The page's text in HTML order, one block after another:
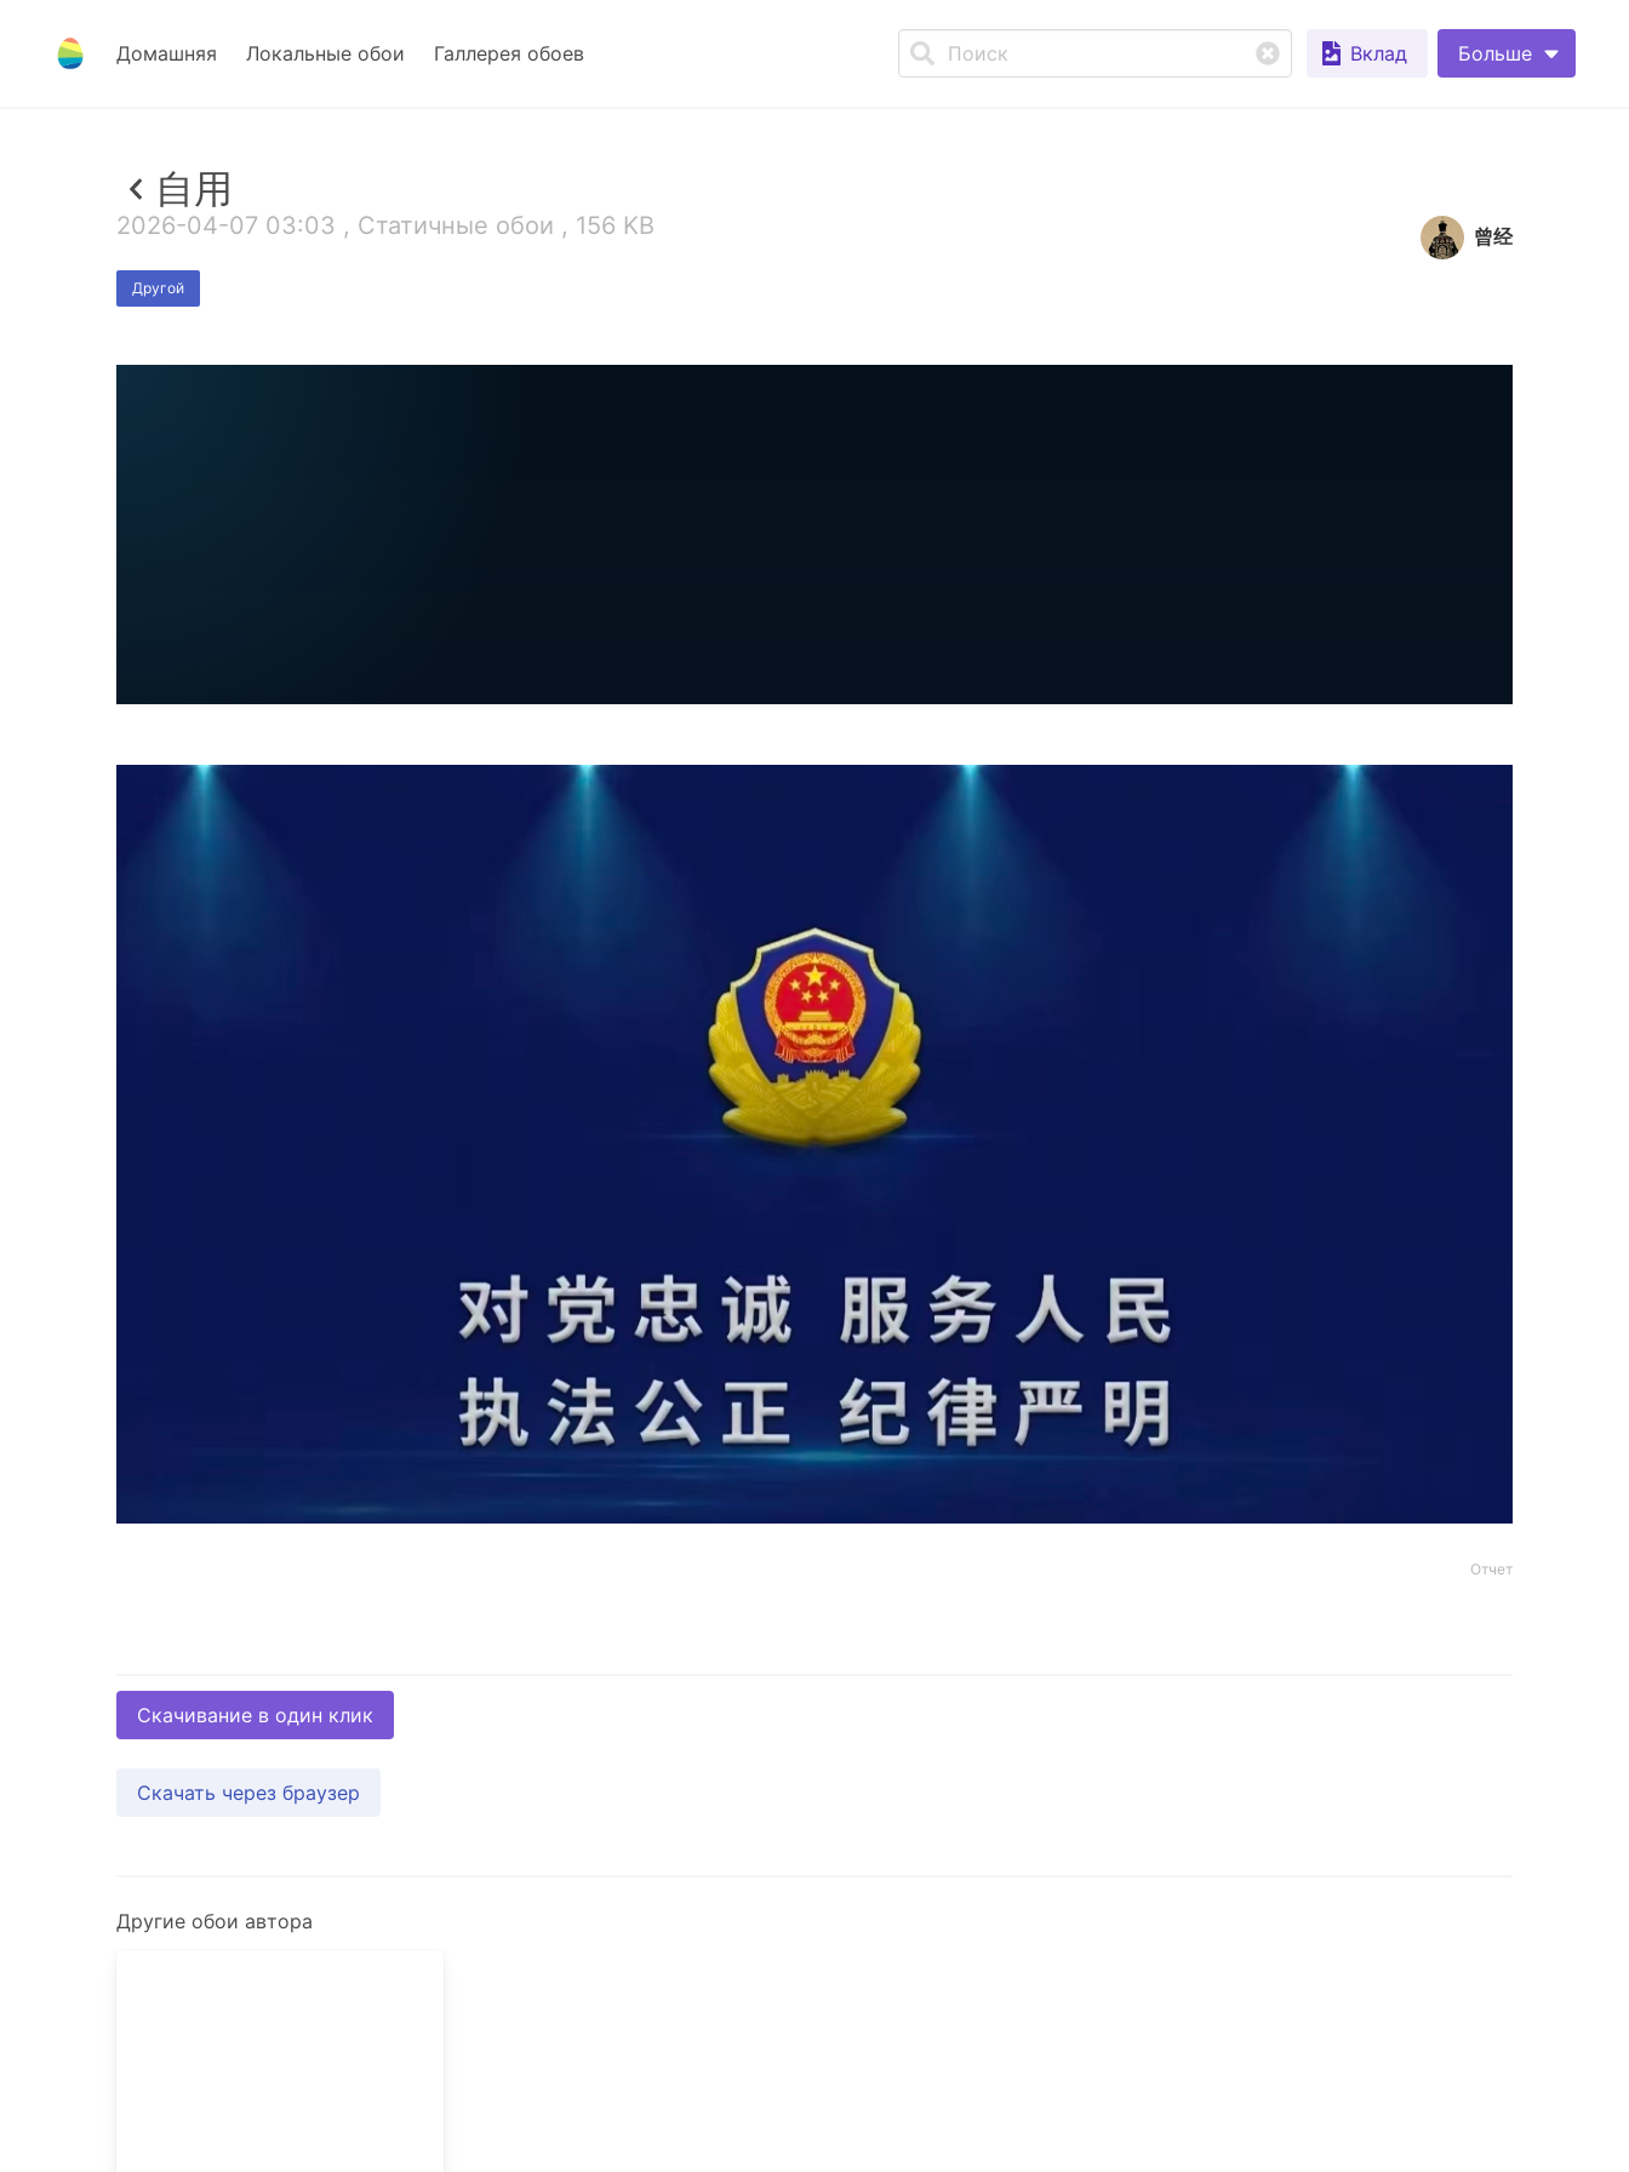
Домашняя Локальные обои Галлерея обоев Вклад Больше
自用
2026-04-07 03:03 , Статичные обои , 156 KB
Другой
曾经
Отчет
Скачивание в один клик
Скачать через браузер
Другие обои автора